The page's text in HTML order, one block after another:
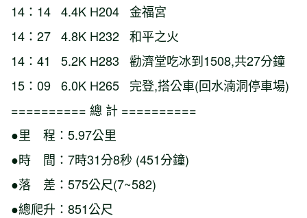
14：14 4.4K H204 金福宮
14：27 4.8K H232 和平之火
14：41 5.2K H283 勸濟堂吃冰到1508,共27分鐘
15：09 6.0K H265 完登,搭公車(回水湳洞停車場)
========== 總 計 ==========
●里 程：5.97公里
●時 間：7時31分8秒 (451分鐘)
●落 差：575公尺(7~582)
●總爬升：851公尺